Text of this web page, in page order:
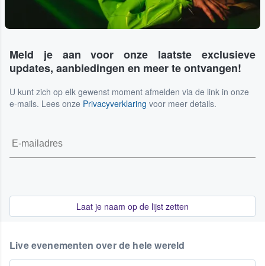
Meld je aan voor onze laatste exclusieve
updates, aanbiedingen en meer te ontvangen!
U kunt zich op elk gewenst moment afmelden via de link in onze
e-mails. Lees onze Privacyverklaring voor meer details.
Laat je naam op de lijst zetten
Live evenementen over de hele wereld